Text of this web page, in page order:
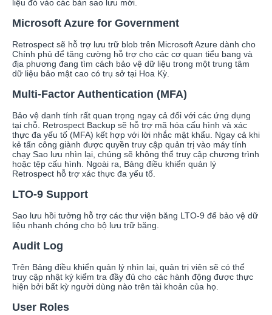
liệu đó vào các bản sao lưu mới.
Microsoft Azure for Government
Retrospect sẽ hỗ trợ lưu trữ blob trên Microsoft Azure dành cho
Chính phủ để tăng cường hỗ trợ cho các cơ quan tiểu bang và
địa phương đang tìm cách bảo vệ dữ liệu trong một trung tâm
dữ liệu bảo mật cao có trụ sở tại Hoa Kỳ.
Multi-Factor Authentication (MFA)
Bảo vệ danh tính rất quan trọng ngay cả đối với các ứng dụng
tại chỗ. Retrospect Backup sẽ hỗ trợ mã hóa cấu hình và xác
thực đa yếu tố (MFA) kết hợp với lời nhắc mật khẩu. Ngay cả khi
kẻ tấn công giành được quyền truy cập quản trị vào máy tính
chạy Sao lưu nhìn lại, chúng sẽ không thể truy cập chương trình
hoặc tệp cấu hình. Ngoài ra, Bảng điều khiển quản lý
Retrospect hỗ trợ xác thực đa yếu tố.
LTO-9 Support
Sao lưu hồi tưởng hỗ trợ các thư viện băng LTO-9 để bảo vệ dữ
liệu nhanh chóng cho bộ lưu trữ băng.
Audit Log
Trên Bảng điều khiển quản lý nhìn lại, quản trị viên sẽ có thể
truy cập nhật ký kiểm tra đầy đủ cho các hành động được thực
hiện bởi bất kỳ người dùng nào trên tài khoản của họ.
User Roles